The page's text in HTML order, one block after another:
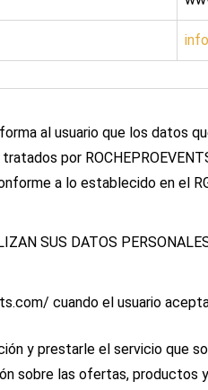
al usuario que los
por
a lo establecido en el
SUS DATOS
cuando el usuario
y prestarle el servicio que
sobre las ofertas, productos